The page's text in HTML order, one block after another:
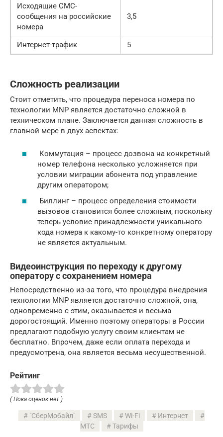
Исходящие СМС-
сообщения на российские
номера
3,5
Интернет-трафик 5
Сложность реализации
Стоит отметить, что процедура переноса номера по
технологии MNP является достаточно сложной в
техническом плане. Заключается данная сложность в
главной мере в двух аспектах:
Коммутация – процесс дозвона на конкретный
номер телефона несколько усложняется при
условии миграции абонента под управление
другим оператором;
Биллинг – процесс определения стоимости
вызовов становится более сложным, поскольку
теперь условие принадлежности уникального
кода номера к какому-то конкретному оператору
не является актуальным.
Видеоинструкция по переходу к другому
оператору с сохранением номера
Непосредственно из-за того, что процедура внедрения
технологии MNP является достаточно сложной, она,
одновременно с этим, оказывается и весьма
дорогостоящий. Именно поэтому операторы в России
предлагают подобную услугу своим клиентам не
бесплатно. Впрочем, даже если оплата перехода и
предусмотрена, она является весьма несущественной.
Рейтинг
( Пока оценок нет )
"СберМобайл" SMS Wi-Fi
Интернет
МТС
Тарифы